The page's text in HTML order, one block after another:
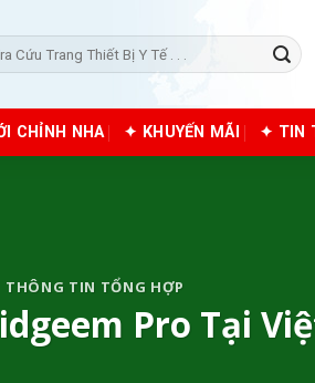
CHỈNH NHA ✦ KHUYẾN MÃI ✦ TIN
THÔNG TIN TỔNG HỢP
Pro Tại